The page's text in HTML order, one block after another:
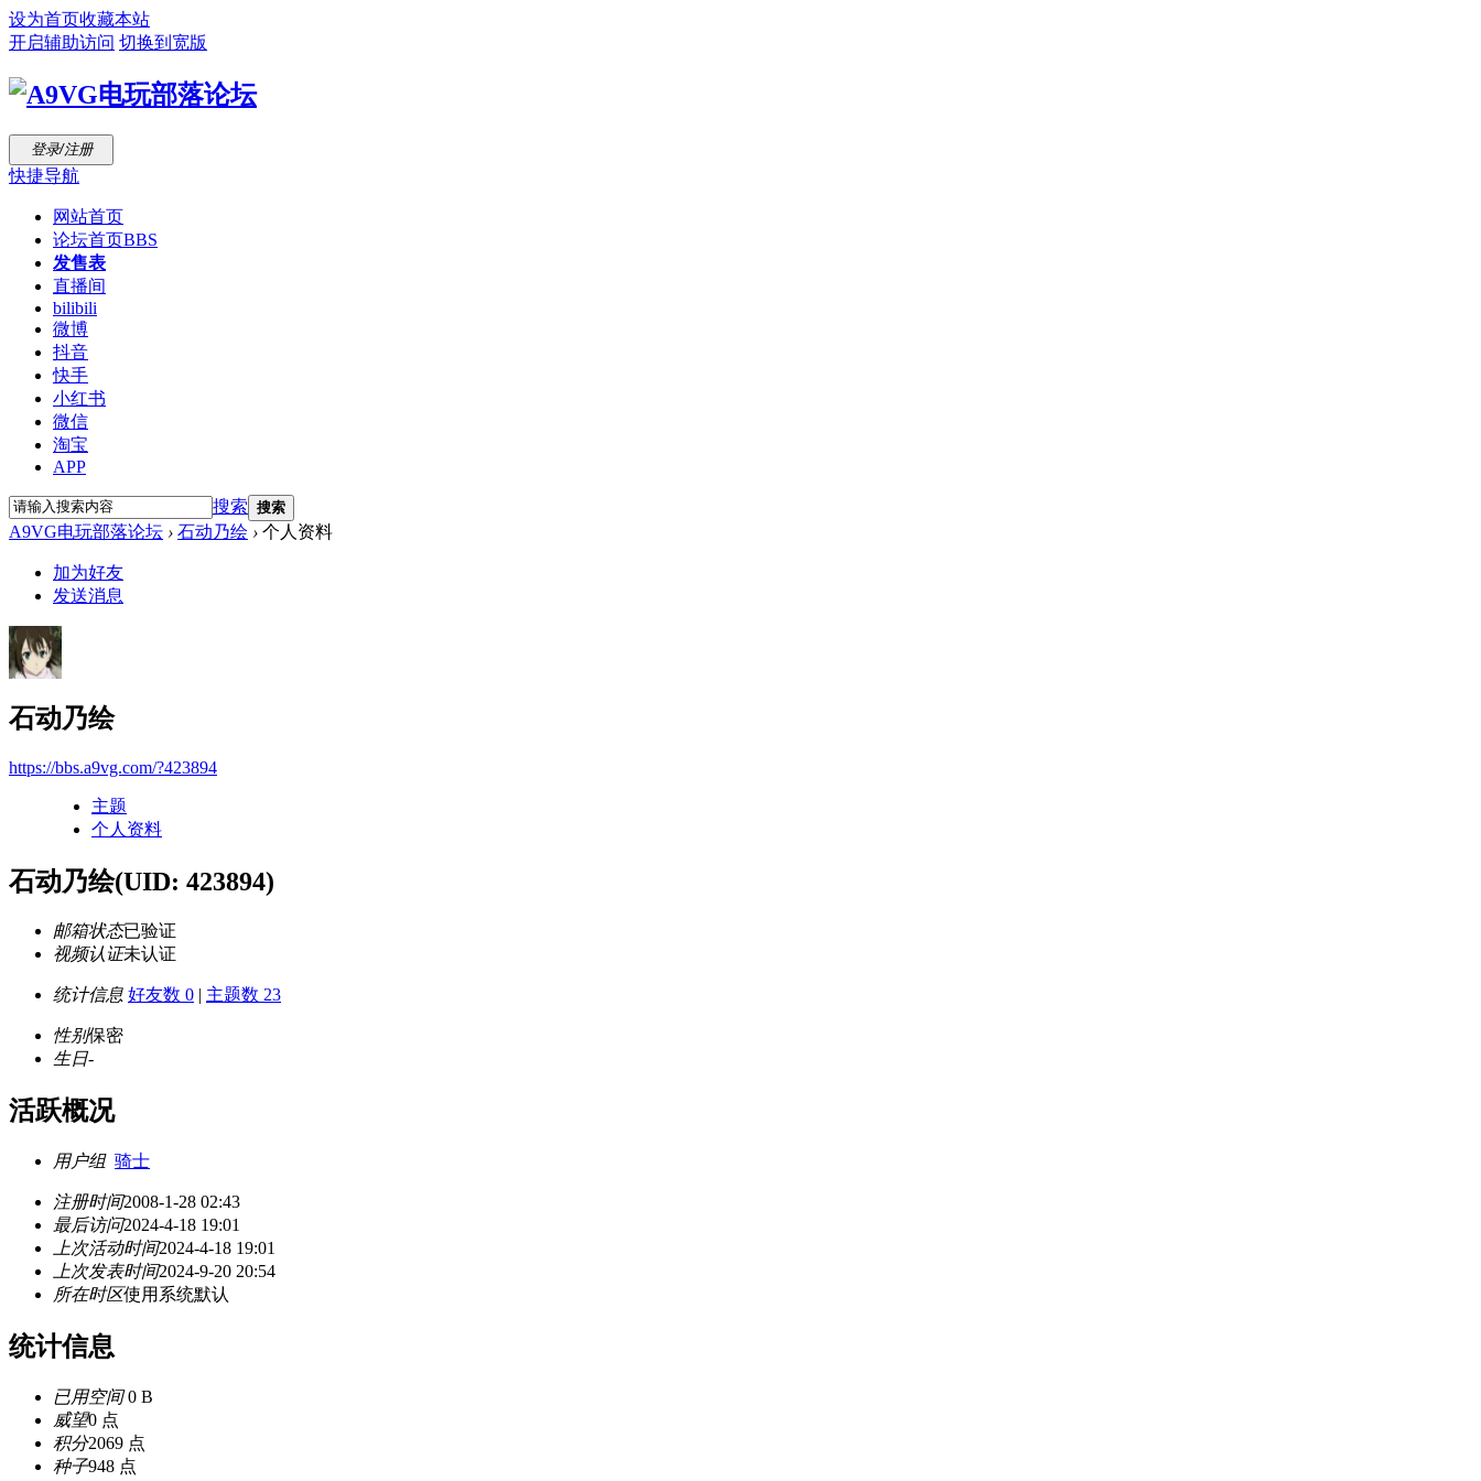
设为首页收藏本站
开启辅助访问 切换到宽版
登录/注册
快捷导航
网站首页
论坛首页BBS
发售表
直播间
bilibili
微博
抖音
快手
小红书
微信
淘宝
APP
搜索 搜索
A9VG电玩部落论坛 › 石动乃绘 › 个人资料
加为好友
发送消息
石动乃绘
https://bbs.a9vg.com/?423894
主题
个人资料
石动乃绘(UID: 423894)
邮箱状态已验证
视频认证未认证
统计信息 好友数 0 | 主题数 23
性别保密
生日-
活跃概况
用户组 骑士
注册时间2008-1-28 02:43
最后访问2024-4-18 19:01
上次活动时间2024-4-18 19:01
上次发表时间2024-9-20 20:54
所在时区使用系统默认
统计信息
已用空间0 B
威望0 点
积分2069 点
种子948 点